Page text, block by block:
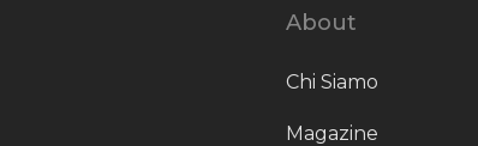
About
Chi Siamo
Magazine